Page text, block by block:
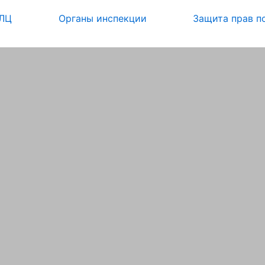
Органы инспекции Защита прав